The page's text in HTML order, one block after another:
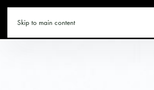
Skip to main content
SALZBURGER-LAND.CO